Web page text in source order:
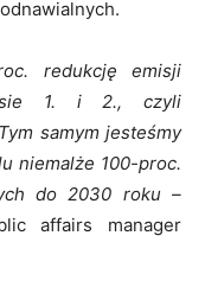
redukcję emisji
1. i 2., czyli
samym jesteśmy
niemalże 100-proc.
do 2030 roku –
affairs manager